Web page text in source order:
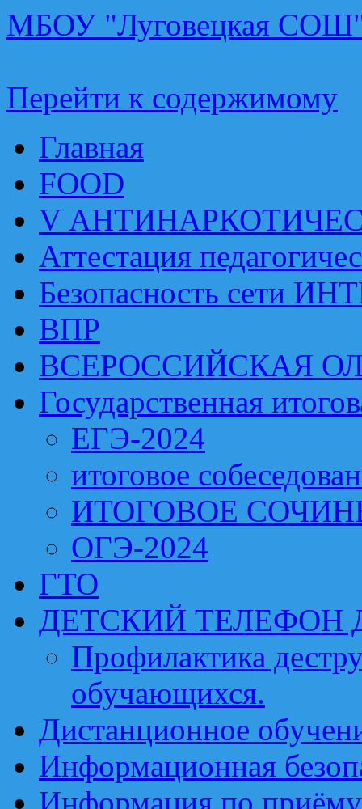
МБОУ "Луговецкая
Перейти к содержимому
Главная
FOOD
V
Аттестация
Безопасность сети
ВПР
ВСЕРОССИЙСКАЯ
Государственная
ЕГЭ-2024
итоговое
ИТОГОВОЕ
ОГЭ-2024
ГТО
ДЕТСКИЙ ТЕЛЕФОН
Профилактика
обучающихся.
Дистанционное
Информационная